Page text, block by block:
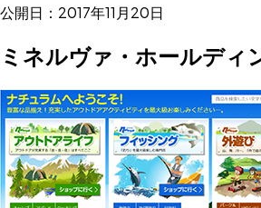
公開日：2017年11月20日
ミネルヴァ・ホールディ